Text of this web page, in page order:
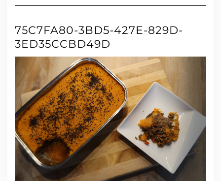
75C7FA80-3BD5-427E-829D-
3ED35CCBD49D